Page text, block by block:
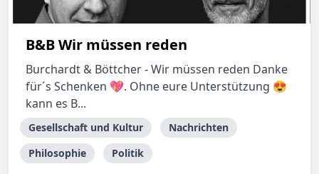
B&B Wir müssen reden
Burchardt & Böttcher - Wir müssen reden Danke
für´s Schenken 💖. Ohne eure Unterstützung 😍
kann es B...
Gesellschaft und Kultur
Nachrichten
Philosophie
Politik